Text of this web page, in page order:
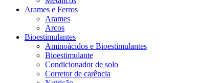
Arames e Ferros
Arames
Arcos
Bioestimulantes
Aminoácidos e Bioestimulantes
Bioestimulante
Condicionador de solo
Corretor de carência